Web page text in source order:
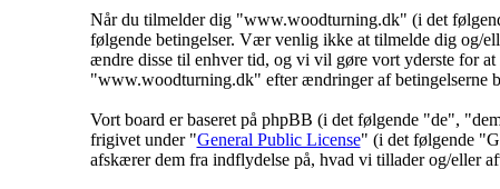
Når du tilmelder dig "www.woodturning.dk" (i det
følgende betingelser. Vær venlig ikke at tilmelde dig og/
ændre disse til enhver tid, og vi vil gøre vort yderste for
"www.woodturning.dk" efter ændringer af betingelserne
Vort board er baseret på phpBB (i det følgende "de",
frigivet under "General Public License" (i det følgende
afskærer dem fra indflydelse på, hvad vi tillader og/eller